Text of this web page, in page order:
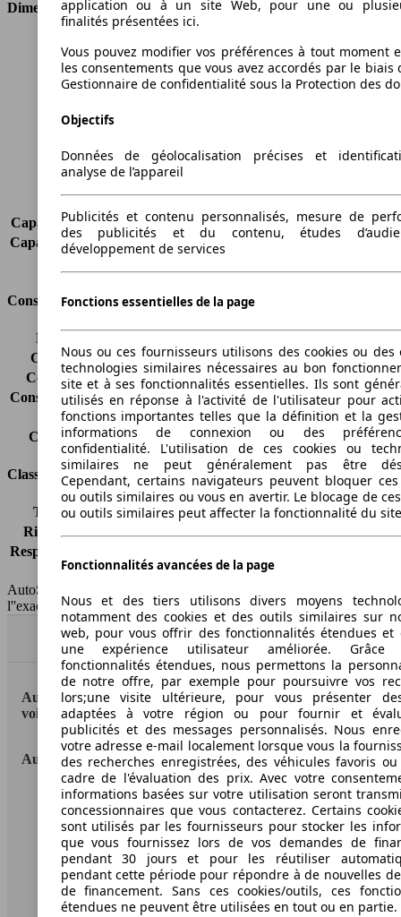
Dimensions
4635 mm
Hauteur
1710 mm
Largeur
1785 mm
Poids maximum
Portes
5
Capacité de remorquage (sans freins) 600 kg
Capacité de remorquage (avec freins) 1500 kg
Volume du coffre
Consommation
Émissions de CO2*
Consommation (ville)
8.1 l/100km
Consommation (route)
5.9 l/100km
Consommation (combinée)* 6.7 l/100km
Classe d'émissions
pas d'information
Capacité du réservoir
58 l
Classes d'assurance
Tous risques
-
Risques partiels
Responsabilité civile
HSN/TSN
MJH66x2Lxxxx/MJH6604LL
AutoScout24 France SAS décline toute responsabilité concernant
l''exactitude des indications fournies.
Haut
AutoScout24: la plus grande plateforme en ligne de
voitures en Europe
AutoScout24
A propos d'AutoScout24
Conditions d'utilisation
Informations légales
Protection des données
application ou à un site Web, pour une ou
finalités présentées ici.
Vous pouvez modifier vos préférences à tout moment
les consentements que vous avez accordés par le biais
Gestionnaire de confidentialité sous la Protection des
Objectifs
Données de géolocalisation précises et
analyse de l’appareil
Publicités et contenu personnalisés, mesure de
des publicités et du contenu, études
développement de services
Fonctions essentielles de la page
Nous ou ces fournisseurs utilisons des cookies ou des
technologies similaires nécessaires au bon
site et à ses fonctionnalités essentielles. Ils sont
utilisés en réponse à l'activité de l'utilisateur pour
fonctions importantes telles que la définition et la
informations de connexion ou des
confidentialité. L'utilisation de ces cookies ou
similaires ne peut généralement pas être
Cependant, certains navigateurs peuvent bloquer ces
ou outils similaires ou vous en avertir. Le blocage de
ou outils similaires peut affecter la fonctionnalité du
Fonctionnalités avancées de la page
Nous et des tiers utilisons divers moyens
notamment des cookies et des outils similaires sur
web, pour vous offrir des fonctionnalités étendues et
une expérience utilisateur améliorée.
fonctionnalités étendues, nous permettons la
de notre offre, par exemple pour poursuivre vos
lors;une visite ultérieure, pour vous présenter
adaptées à votre région ou pour fournir et
publicités et des messages personnalisés. Nous
votre adresse e-mail localement lorsque vous la
des recherches enregistrées, des véhicules favoris
cadre de l'évaluation des prix. Avec votre
informations basées sur votre utilisation seront
concessionnaires que vous contacterez. Certains
sont utilisés par les fournisseurs pour stocker les
que vous fournissez lors de vos demandes de
pendant 30 jours et pour les réutiliser
pendant cette période pour répondre à de nouvelles
de financement. Sans ces cookies/outils, ces
étendues ne peuvent être utilisées en tout ou en partie.